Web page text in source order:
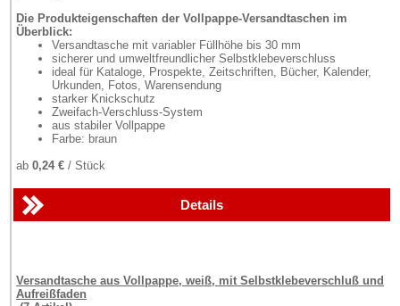
Die Produkteigenschaften der Vollpappe-Versandtaschen im
Überblick:
Versandtasche mit variabler Füllhöhe bis 30 mm
sicherer und umweltfreundlicher Selbstklebeverschluss
ideal für Kataloge, Prospekte, Zeitschriften, Bücher, Kalender,
Urkunden, Fotos, Warensendung
starker Knickschutz
Zweifach-Verschluss-System
aus stabiler Vollpappe
Farbe: braun
ab 0,24 € / Stück
Details
Versandtasche aus Vollpappe, weiß, mit Selbstklebeverschluß und
Aufreißfaden